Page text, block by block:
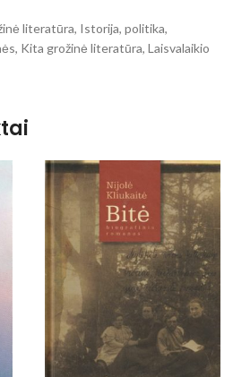
literatūra, Istorija, politika,
, Kita grožinė literatūra, Laisvalaikio